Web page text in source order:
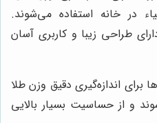
در خانه استفاده می‌شوند.
طراحی زیبا و کاربری آسان
برای اندازه‌گیری دقیق وزن طلا
و از حساسیت بسیار بالایی